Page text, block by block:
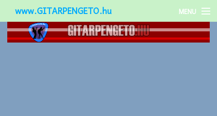
www.GITARPENGETO.hu MENU
Népszerű-